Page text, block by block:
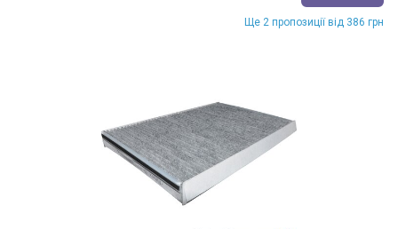
Ще 2 пропозиції від 386 грн